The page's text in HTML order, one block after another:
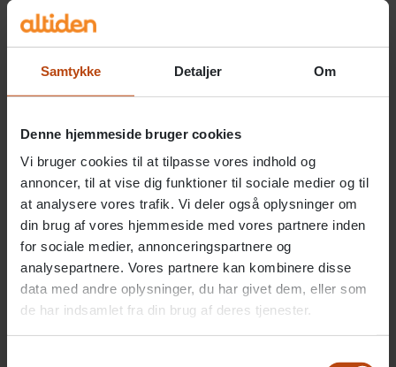
Samtykke Detaljer Om
Denne hjemmeside bruger cookies
Vi bruger cookies til at tilpasse vores indhold og
annoncer, til at vise dig funktioner til sociale medier og til
at analysere vores trafik. Vi deler også oplysninger om
din brug af vores hjemmeside med vores partnere inden
for sociale medier, annonceringspartnere og
analysepartnere. Vores partnere kan kombinere disse
data med andre oplysninger, du har givet dem, eller som
de har indsamlet fra din brug af deres tjenester.
”Jeg ved ikke, om det er sådan, når man
navngiver busser, som det er, når man navngiver
store skibe. Der er det jo champagneflasker, der
nøjes med at afsløre navnet og klippe det røde
bånd, så bussen kan komme ud at køre.”
”Lindebussen” blev navnet, som forinden havde
været til afstemning på plejecentret. Afsløringen
blev mødt med klapsalver og jubel, hvorefter
borgmesteren klippede det røde bånd sammen
med Altiden Lindehavens beboer Rita.